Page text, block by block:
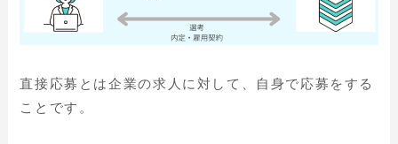
直接応募とは企業の求人に対して、自身で応募をする
ことです。